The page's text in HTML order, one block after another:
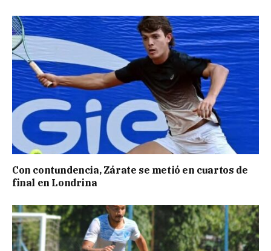
Con contundencia, Zárate se metió en cuartos de
final en Londrina